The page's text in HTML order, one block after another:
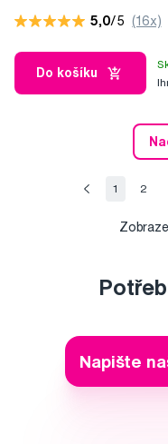
5,0/5 (16x)
Do košíku
1 2
Napište